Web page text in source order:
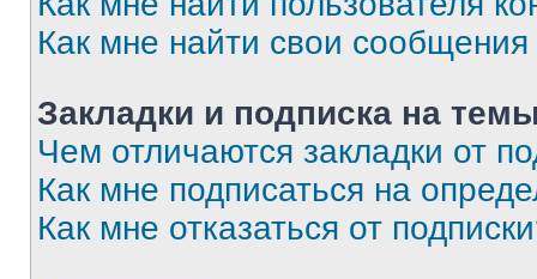
Как мне найти свои
Закладки и подписка на
Чем отличаются закладки от
Как мне подписаться на
Как мне отказаться от